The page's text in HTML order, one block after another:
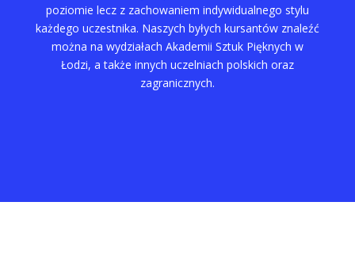
poziomie lecz z zachowaniem indywidualnego stylu
każdego uczestnika. Naszych byłych kursantów znaleźć
można na wydziałach Akademii Sztuk Pięknych w
Łodzi, a także innych uczelniach polskich oraz
zagranicznych.